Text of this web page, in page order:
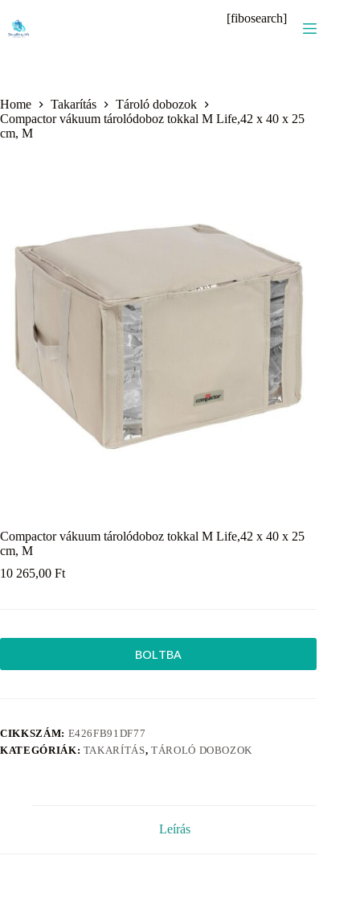
content
[fibosearch]
Home Takarítás
Tároló dobozok
Compactor vákuum tárolódoboz tokkal M Life,42 x 40 x 25
cm, M
Compactor vákuum tárolódoboz tokkal M Life,42 x 40 x 25
cm, M
10 265,00 Ft
BOLTBA
CIKKSZÁM: E426FB91DF77
KATEGÓRIÁK: TAKARÍTÁS, TÁROLÓ DOBOZOK
Leírás